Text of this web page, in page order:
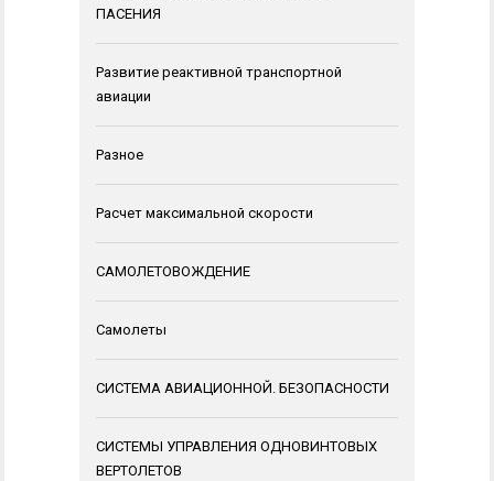
ПАСЕНИЯ
Развитие реактивной транспортной
авиации
Разное
Расчет максимальной скорости
САМОЛЕТОВОЖДЕНИЕ
Самолеты
СИСТЕМА АВИАЦИОННОЙ. БЕЗОПАСНОСТИ
СИСТЕМЫ УПРАВЛЕНИЯ ОДНОВИНТОВЫХ
ВЕРТОЛЕТОВ